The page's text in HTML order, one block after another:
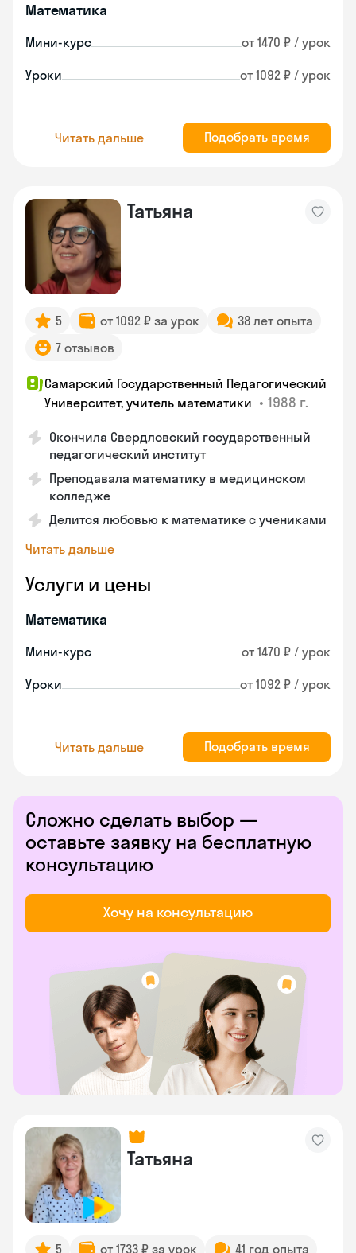
Математика
Мини-курс от 1470 ₽ / урок
Уроки от 1092 ₽ / урок
Читать дальше Подобрать время
Татьяна
5 от 1092 ₽ за урок
38 лет опыта
7 отзывов
Самарский Государственный Педагогический
Университет, учитель математики • 1988 г.
Окончила Свердловский государственный
педагогический институт
Преподавала математику в медицинском
колледже
Делится любовью к математике с учениками
Читать дальше
Услуги и цены
Математика
Мини-курс от 1470 ₽ / урок
Уроки от 1092 ₽ / урок
Читать дальше Подобрать время
Сложно сделать выбор —
оставьте заявку на бесплатную
консультацию
Хочу на консультацию
Татьяна
5 от 1733 ₽ за урок 41 год опыта